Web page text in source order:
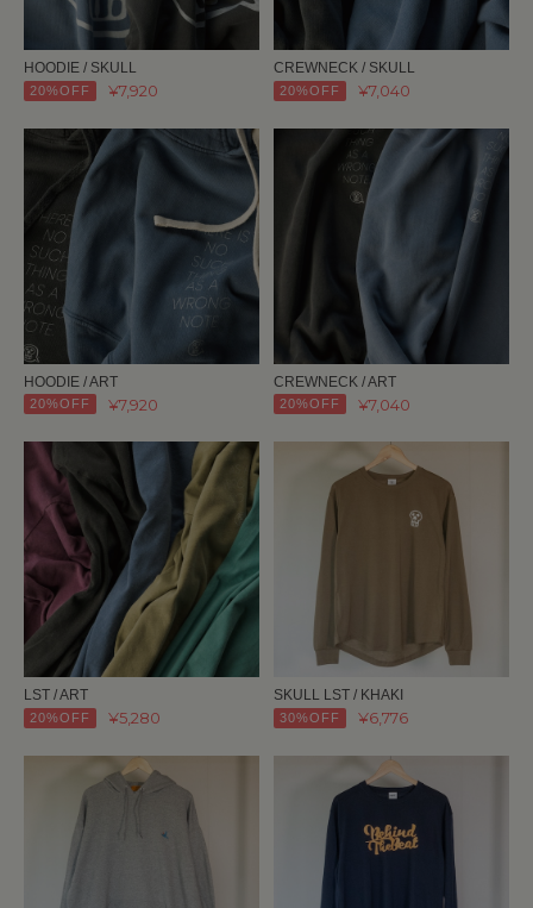
HOODIE / SKULL
20%OFF ¥7,920
CREWNECK / SKULL
20%OFF ¥7,040
HOODIE / ART
20%OFF ¥7,920
CREWNECK / ART
20%OFF ¥7,040
LST / ART
20%OFF ¥5,280
SKULL LST / KHAKI
30%OFF ¥6,776